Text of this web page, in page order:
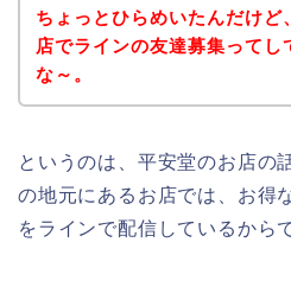
ちょっとひらめいたんだけど
店でラインの友達募集ってし
な～。
というのは、平安堂のお店の
の地元にあるお店では、お得
をラインで配信しているから